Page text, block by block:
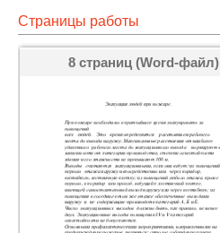
Страницы работы
8 страниц (Word-файл)